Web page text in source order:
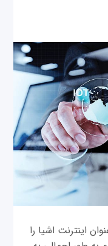
اینترنت اشیا را